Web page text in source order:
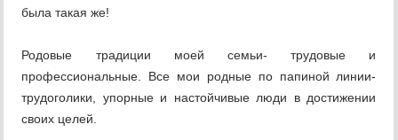
была такая же!
Родовые традиции моей семьи- трудовые и
профессиональные. Все мои родные по папиной линии-
трудоголики, упорные и настойчивые люди в достижении
своих целей.